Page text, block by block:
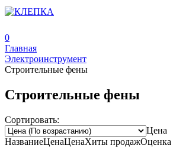
0
Главная
Электроинструмент
Строительные фены
Строительные фены
Сортировать:
Цена
НазваниеЦенаЦенаХиты продажОценка